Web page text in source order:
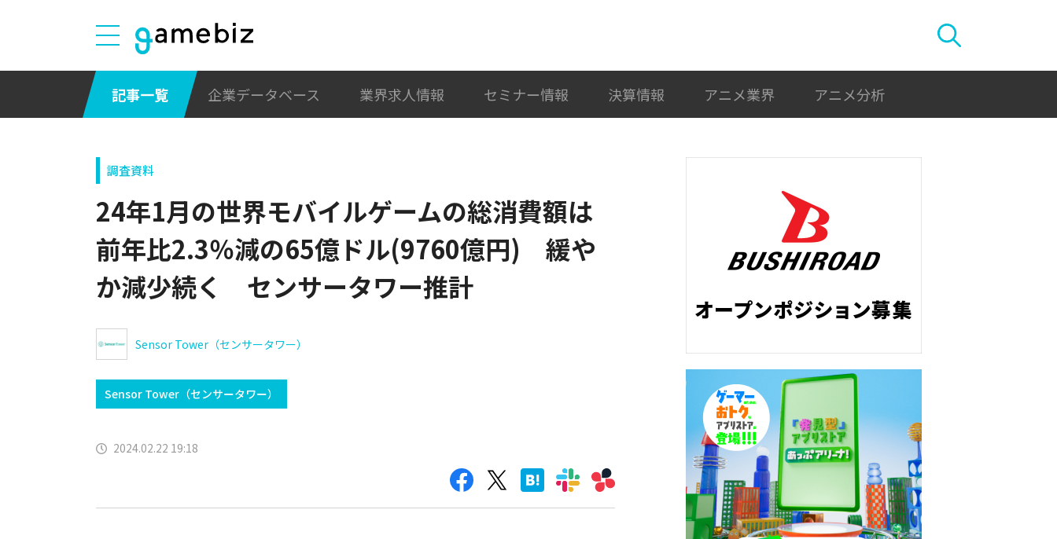
記事一覧 企業データベース 業界求人情報 セミナー情報 決算情報 アニメ業界 アニメ分析
調査資料
24年1月の世界モバイルゲームの総消費額は
前年比2.3％減の65億ドル(9760億円) 緩や
か減少続く センサータワー推計
Sensor Tower（センサータワー）
Sensor Tower（センサータワー）
2024.02.22 19:18